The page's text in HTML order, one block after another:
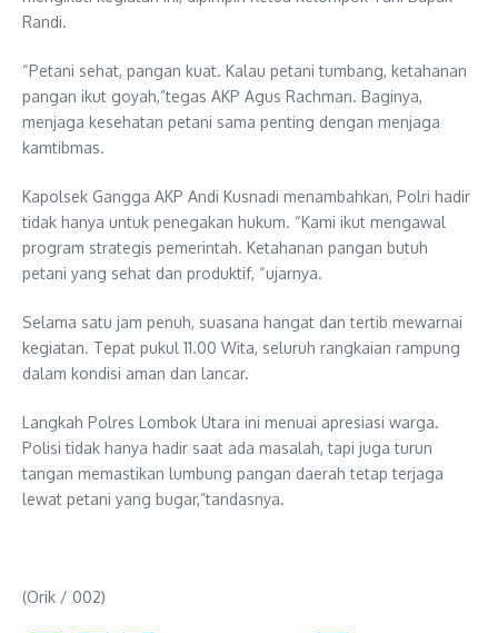
Randi.
“Petani sehat, pangan kuat. Kalau petani tumbang, ketahanan
pangan ikut goyah,”tegas AKP Agus Rachman. Baginya,
menjaga kesehatan petani sama penting dengan menjaga
kamtibmas.
Kapolsek Gangga AKP Andi Kusnadi menambahkan, Polri hadir
tidak hanya untuk penegakan hukum. “Kami ikut mengawal
program strategis pemerintah. Ketahanan pangan butuh
petani yang sehat dan produktif, “ujarnya.
Selama satu jam penuh, suasana hangat dan tertib mewarnai
kegiatan. Tepat pukul 11.00 Wita, seluruh rangkaian rampung
dalam kondisi aman dan lancar.
Langkah Polres Lombok Utara ini menuai apresiasi warga.
Polisi tidak hanya hadir saat ada masalah, tapi juga turun
tangan memastikan lumbung pangan daerah tetap terjaga
lewat petani yang bugar,”tandasnya.
(Orik / 002)